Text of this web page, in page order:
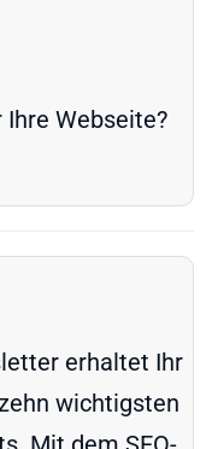
Webseite?
erhaltet Ihr
wichtigsten